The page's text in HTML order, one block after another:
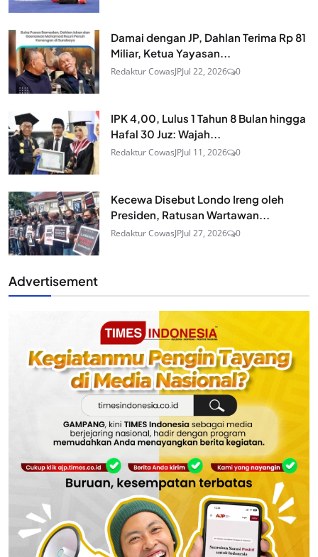
Damai dengan JP, Dahlan Terima Rp 81
Miliar, Ketua Yayasan...
Redaktur CowasJPJul 22, 2026 0
IPK 4,00, Lulus 1 Tahun 8 Bulan hingga
Hafal 30 Juz: Wajah...
Redaktur CowasJPJul 11, 2026 0
Kecewa Disebut Londo Ireng oleh
Presiden, Ratusan Wartawan...
Redaktur CowasJPJul 27, 2026 0
Advertisement